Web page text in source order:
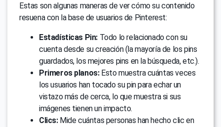
Estas son algunas maneras de ver cómo su contenido
resuena con la base de usuarios de Pinterest:
Estadísticas Pin: Todo lo relacionado con su
cuenta desde su creación (la mayoría de los pins
guardados, los mejores pins en la búsqueda, etc.).
Primeros planos:Esto muestra cuántas veces
los usuarios han tocado su pin para echar un
vistazo más de cerca, lo que muestra si sus
imágenes tienen un impacto.
Clics:Mide cuántas personas han hecho clic en